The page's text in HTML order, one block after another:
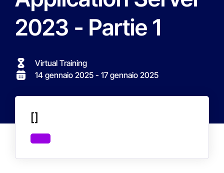
2023 - Partie 1
Virtual Training
14 gennaio 2025 - 17 gennaio 2025
[]